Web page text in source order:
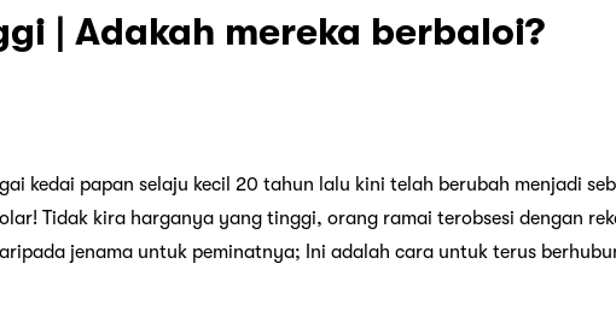
| Adakah mereka berbaloi?
kedai papan selaju kecil 20 tahun lalu kini telah berubah menjadi
Tidak kira harganya yang tinggi, orang ramai terobsesi dengan
jenama untuk peminatnya; Ini adalah cara untuk terus